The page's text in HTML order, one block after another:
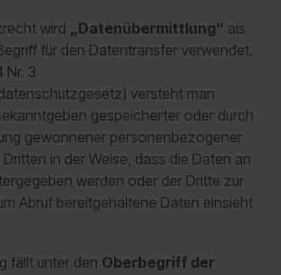
wird „Datenübermittlung“ als
für den Datentransfer verwendet.
Nr. 3
versteht man
gespeicherter oder durch
gewonnener personenbezogener
in der Weise, dass die Daten an
werden oder der Dritte zur
Abruf bereitgehaltene Daten einsieht
fällt unter den Oberbegriff der